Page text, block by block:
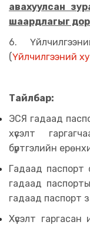
авахуулсан
шаардлагыг дор
6.
(Үйлчилгээний
Тайлбар:
ЭСЯ гадаад
хүсэлт
бүртгэлийн
Гадаад паспорт
гадаад
гадаад паспорт
Хүсэлт